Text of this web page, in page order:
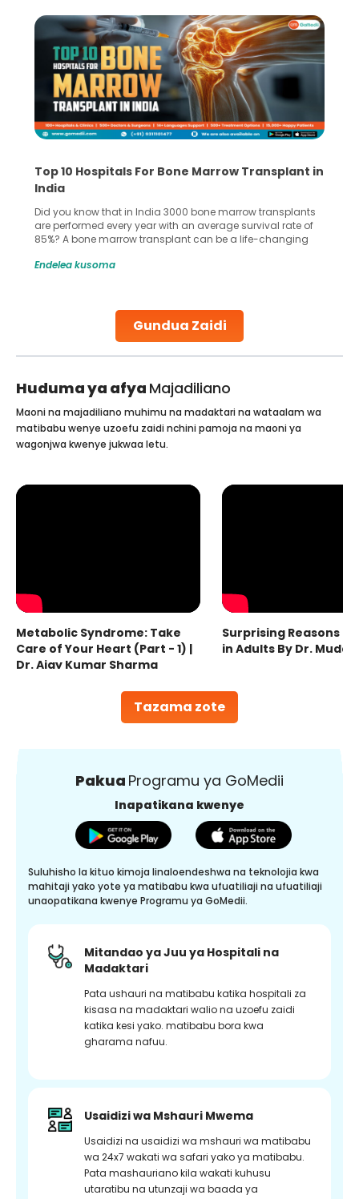
Gundua Zaidi
Top 10 Hospitals For Bone Marrow Transplant in
India
Did you know that in India 3000 bone marrow transplants
are performed every year with an average survival rate of
85%? A bone marrow transplant can be a life-changing
make all the difference. India has some of the world’s
Endelea kusoma
Huduma ya afya Majadiliano
Tazama zote
Maoni na majadiliano muhimu na madaktari na wataalam wa
matibabu wenye uzoefu zaidi nchini pamoja na maoni ya
wagonjwa kwenye jukwaa letu.
Metabolic Syndrome: Take
Care of Your Heart (Part - 1) |
Dr. Ajay Kumar Sharma
Surprising Reasons
in Adults By Dr.
Pakua Programu ya GoMedii
Inapatikana kwenye
Suluhisho la kituo kimoja linaloendeshwa na teknolojia kwa
mahitaji yako yote ya matibabu kwa ufuatiliaji na ufuatiliaji
unaopatikana kwenye Programu ya GoMedii.
Mitandao ya Juu ya Hospitali na
Madaktari
Pata ushauri na matibabu katika hospitali za
kisasa na madaktari walio na uzoefu zaidi
katika kesi yako. matibabu bora kwa
gharama nafuu.
Usaidizi wa Mshauri Mwema
Usaidizi na usaidizi wa mshauri wa matibabu
wa 24x7 wakati wa safari yako ya matibabu.
Pata mashauriano kila wakati kuhusu
utaratibu na utunzaji wa baada ya